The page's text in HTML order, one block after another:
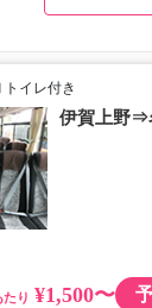
トイレ付き
伊賀上野⇒
¥1,500〜